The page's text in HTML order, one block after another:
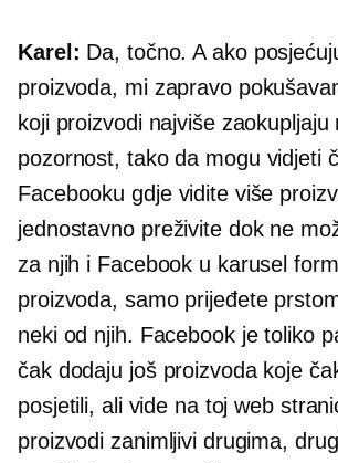
Karel: Da, točno. A ako
proizvoda, mi zapravo
koji proizvodi najviše zaokupljaju
pozornost, tako da mogu vidjeti
Facebooku gdje vidite više
jednostavno preživite dok ne
za njih i Facebook u karusel
proizvoda, samo prijeđete
neki od njih. Facebook je toliko
čak dodaju još proizvoda koje
posjetili, ali vide na toj web
proizvodi zanimljivi drugima,